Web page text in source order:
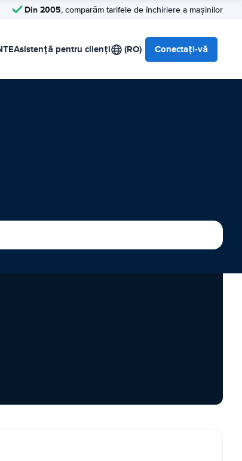
Din 2005, comparăm tarifele de închiriere a mașinilor
Asistență pentru clienți (RO) Conectați-vă